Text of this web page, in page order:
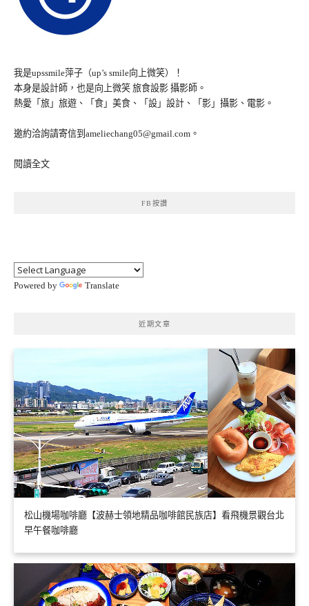
我是upssmile萍子（up’s smile向上微笑）！
本身是設計師，也是向上微笑 旅食設影 攝影師。
熱愛「旅」旅遊、「食」美食、「設」設計、「影」攝影、電影。
邀約洽詢請寄信到ameliechang05@gmail.com。
閱讀全文
FB按讚
Powered by Translate
近期文章
松山機場咖啡廳【波赫士領地精品咖啡館民族店】看飛機景觀台北
早午餐咖啡廳